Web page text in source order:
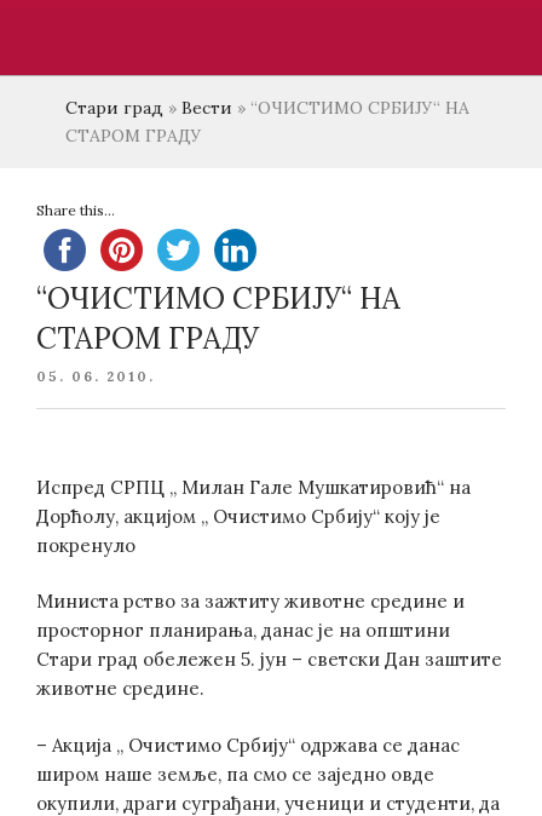
Стари град » Вести » “ОЧИСТИМО СРБИЈУ“ НА
СТАРОМ ГРАДУ
Share this...
“ОЧИСТИМО СРБИЈУ“ НА
СТАРОМ ГРАДУ
POSTED
05. 06. 2010.
Испред СРПЦ „ Милан Гале Мушкатировић“ на
Дорћолу, акцијом „ Очистимо Србију“ коју је
покренуло
Министа рство за зажтиту животне средине и
просторног планирања, данас је на општини
Стари град обележен 5. jун – светски Дан заштите
животне средине.
– Акција „ Очистимо Србију“ одржава се данас
широм наше земље, па смо се заједно овде
окупили, драги суграђани, ученици и студенти, да